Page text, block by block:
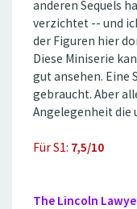
anderen Sequels
verzichtet -- und
der Figuren hier
Diese Miniserie
gut ansehen. Eine
gebraucht. Aber
Angelegenheit die
Für S1: 7,5/10
The Lincoln